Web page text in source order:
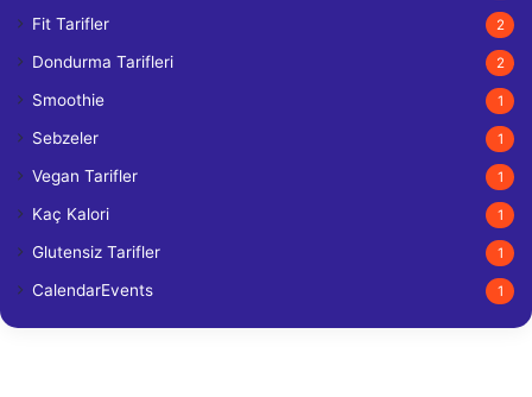
Fit Tarifler 2
Dondurma Tarifleri 2
Smoothie 1
Sebzeler 1
Vegan Tarifler 1
Kaç Kalori 1
Glutensiz Tarifler 1
CalendarEvents 1